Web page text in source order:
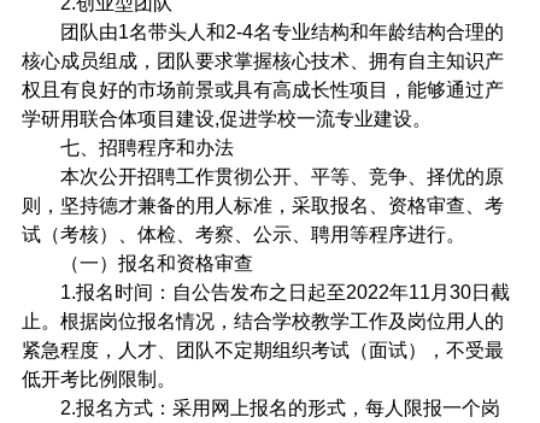
团队由1名带头人和2-4名专业结构和年龄结构合理的
核心成员组成，团队要求掌握核心技术、拥有自主知识产
权且有良好的市场前景或具有高成长性项目，能够通过产
学研用联合体项目建设,促进学校一流专业建设。
七、招聘程序和办法
本次公开招聘工作贯彻公开、平等、竞争、择优的原
则，坚持德才兼备的用人标准，采取报名、资格审查、考
试（考核）、体检、考察、公示、聘用等程序进行。
（一）报名和资格审查
1.报名时间：自公告发布之日起至2022年11 月 30日截
止。根据岗位报名情况，结合学校教学工作及岗位用人的
紧急程度，人才、团队不定期组织考试（面试），不受最
低开考比例限制。
2.报名方式：采用网上报名的形式，每人限报一个岗